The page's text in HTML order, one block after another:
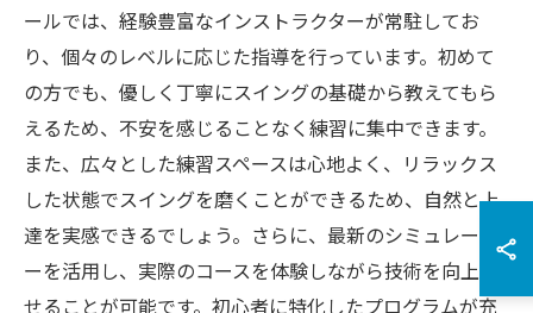
ールでは、経験豊富なインストラクターが常駐してお
り、個々のレベルに応じた指導を行っています。初めて
の方でも、優しく丁寧にスイングの基礎から教えてもら
えるため、不安を感じることなく練習に集中できます。
また、広々とした練習スペースは心地よく、リラックス
した状態でスイングを磨くことができるため、自然と上
達を実感できるでしょう。さらに、最新のシミュレータ
ーを活用し、実際のコースを体験しながら技術を向上さ
せることが可能です。初心者に特化したプログラムが充